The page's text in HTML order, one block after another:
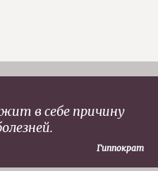
в себе причину
Гиппократ